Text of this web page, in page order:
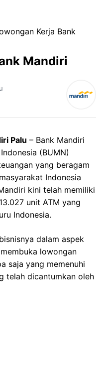
Kerja Bank
Mandiri
Palu – Bank Mandiri
(BUMN)
yang beragam
Indonesia
kini telah memiliki
unit ATM yang
Indonesia.
dalam aspek
lowongan
saja yang memenuhi
telah dicantumkan oleh